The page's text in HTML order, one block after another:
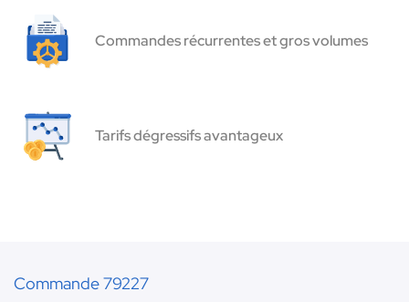
Commandes récurrentes et gros volumes
Tarifs dégressifs avantageux
Commande 79227